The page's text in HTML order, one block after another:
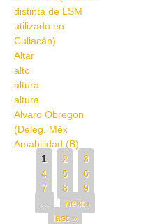
distinta de LSM
utilizado en
Culiacán)
Altar
alto
altura
altura
Alvaro Obregon
(Deleg. Méx
Amabilidad (B)
Pages
1 2
3
4
5
6
7
8
9
next ›
last »